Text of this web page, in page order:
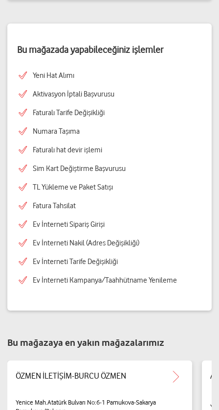
Bu mağazada yapabileceğiniz işlemler
Yeni Hat Alımı
Aktivasyon İptali Başvurusu
Faturalı Tarife Değişikliği
Numara Taşıma
Faturalı hat devir işlemi
Sim Kart Değiştirme Başvurusu
TL Yükleme ve Paket Satışı
Fatura Tahsilat
Ev İnterneti Sipariş Girişi
Ev İnterneti Nakil (Adres Değişikliği)
Ev İnterneti Tarife Değişikliği
Ev İnterneti Kampanya/Taahhütname Yenileme
Bu mağazaya en yakın mağazalarımız
ÖZMEN İLETİŞİM-BURCU ÖZMEN
Yenice Mah.Atatürk Bulvarı No:6-1 Pamukova-Sakarya